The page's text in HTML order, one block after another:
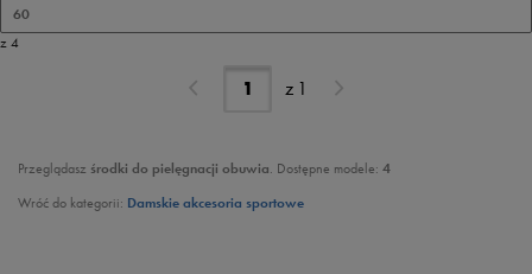
60
z 4
z 1
Przeglądasz środki do pielęgnacji obuwia. Dostępne modele: 4
Wróć do kategorii: Damskie akcesoria sportowe